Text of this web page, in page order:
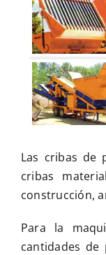
Las cribas de
cribas
construcción,
Para la
cantidades